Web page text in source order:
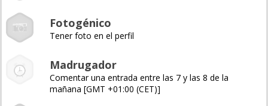
Fotogénico
Tener foto en el perfil
Madrugador
Comentar una entrada entre las 7 y las 8 de la
mañana [GMT +01:00 (CET)]